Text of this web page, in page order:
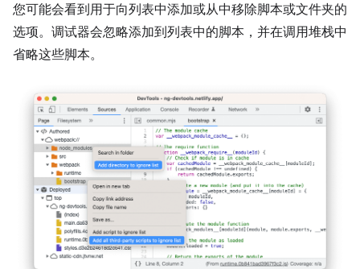
您可能会看到用于向列表中添加或从中移除脚本或文件夹的
选项。调试器会忽略添加到列表中的脚本，并在调用堆栈中
省略这些脚本。